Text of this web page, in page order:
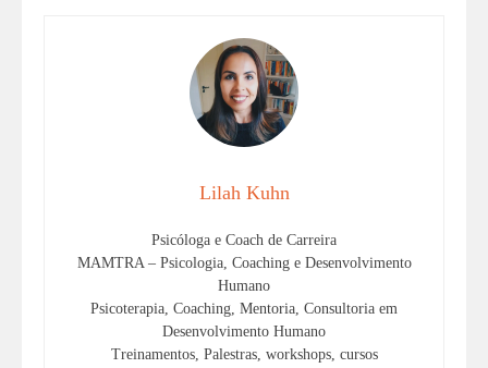
Lilah Kuhn
Psicóloga e Coach de Carreira
MAMTRA – Psicologia, Coaching e Desenvolvimento
Humano
Psicoterapia, Coaching, Mentoria, Consultoria em
Desenvolvimento Humano
Treinamentos, Palestras, workshops, cursos